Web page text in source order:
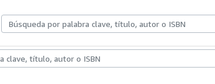
antiguosArte y coleccionismo